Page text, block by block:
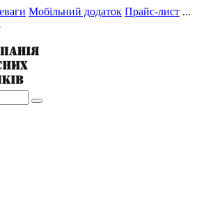
Мобільний додаток Прайс-лист ...